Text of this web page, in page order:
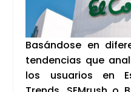
Basán­do­se en
ten­den­cias que
los usua­rios en